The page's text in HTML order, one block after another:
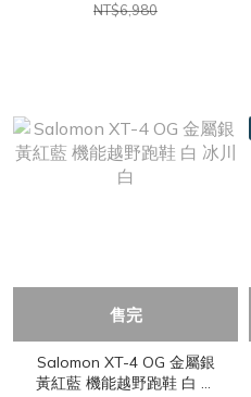
NT$6,980
售完
Salomon XT-4 OG 金屬銀
黃紅藍 機能越野跑鞋 白 冰